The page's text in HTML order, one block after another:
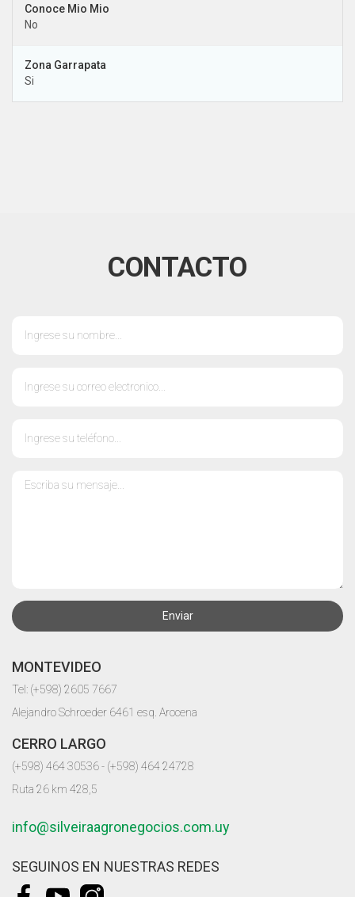
Conoce Mio Mio
No
Zona Garrapata
Si
CONTACTO
Enviar
MONTEVIDEO
Tel: (+598) 2605 7667
Alejandro Schroeder 6461 esq. Arocena
CERRO LARGO
(+598) 464 30536 - (+598) 464 24728
Ruta 26 km 428,5
info@silveiraagronegocios.com.uy
SEGUINOS EN NUESTRAS REDES